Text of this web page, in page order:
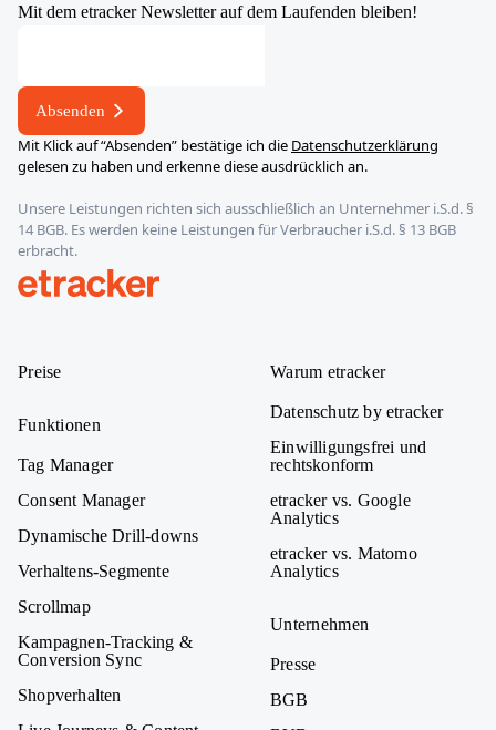
Mit dem etracker Newsletter auf dem Laufenden bleiben!
Adresse
*
*
Absenden
Mit Klick auf “Absenden” bestätige ich die Datenschutzerklärung
gelesen zu haben und erkenne diese ausdrücklich an.
Unsere Leistungen richten sich ausschließlich an Unternehmer i.S.d. §
14 BGB. Es werden keine Leistungen für Verbraucher i.S.d. § 13 BGB
erbracht.
Preise
Funktionen
Tag Manager
Consent Manager
Dynamische Drill-downs
Verhaltens-Segmente
Scrollmap
Kampagnen-Tracking &
Conversion Sync
Shopverhalten
Warum etracker
Datenschutz by etracker
Einwilligungsfrei und
rechtskonform
etracker vs. Google
Analytics
etracker vs. Matomo
Analytics
Unternehmen
Presse
BGB